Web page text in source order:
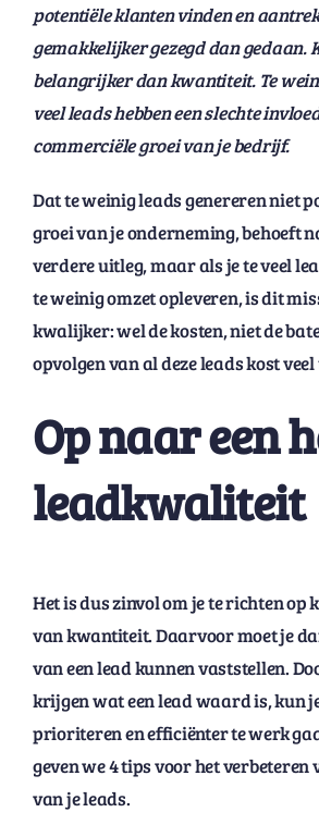
potentiële klanten vinden en
gemakkelijker gezegd dan gedaan.
belangrijker dan kwantiteit. Te
veel leads hebben een slechte
commerciële groei van je bedrijf.
Dat te weinig leads genereren niet
groei van je onderneming, behoeft
verdere uitleg, maar als je te veel
te weinig omzet opleveren, is dit
kwalijker: wel de kosten, niet de
opvolgen van al deze leads kost
Op naar een
leadkwaliteit
Het is dus zinvol om je te richten
van kwantiteit. Daarvoor moet je
van een lead kunnen vaststellen.
krijgen wat een lead waard is, kun
prioriteren en efficiënter te werk
geven we 4 tips voor het
van je leads.